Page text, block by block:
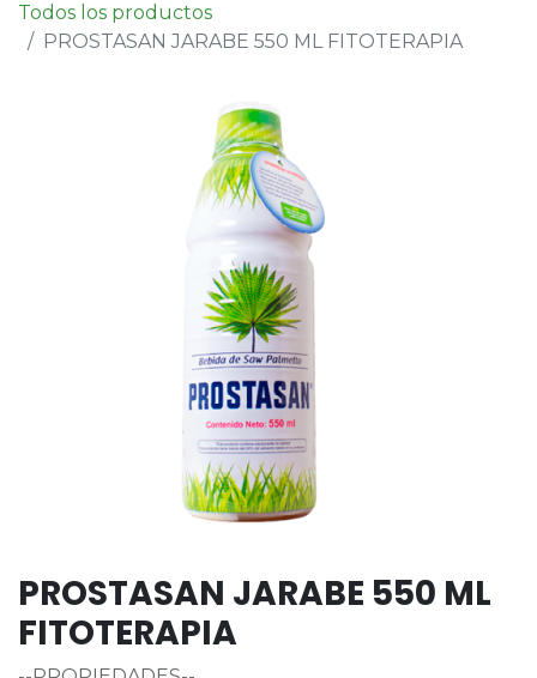
Todos los productos
PROSTASAN JARABE 550 ML FITOTERAPIA
PROSTASAN JARABE 550 ML
FITOTERAPIA